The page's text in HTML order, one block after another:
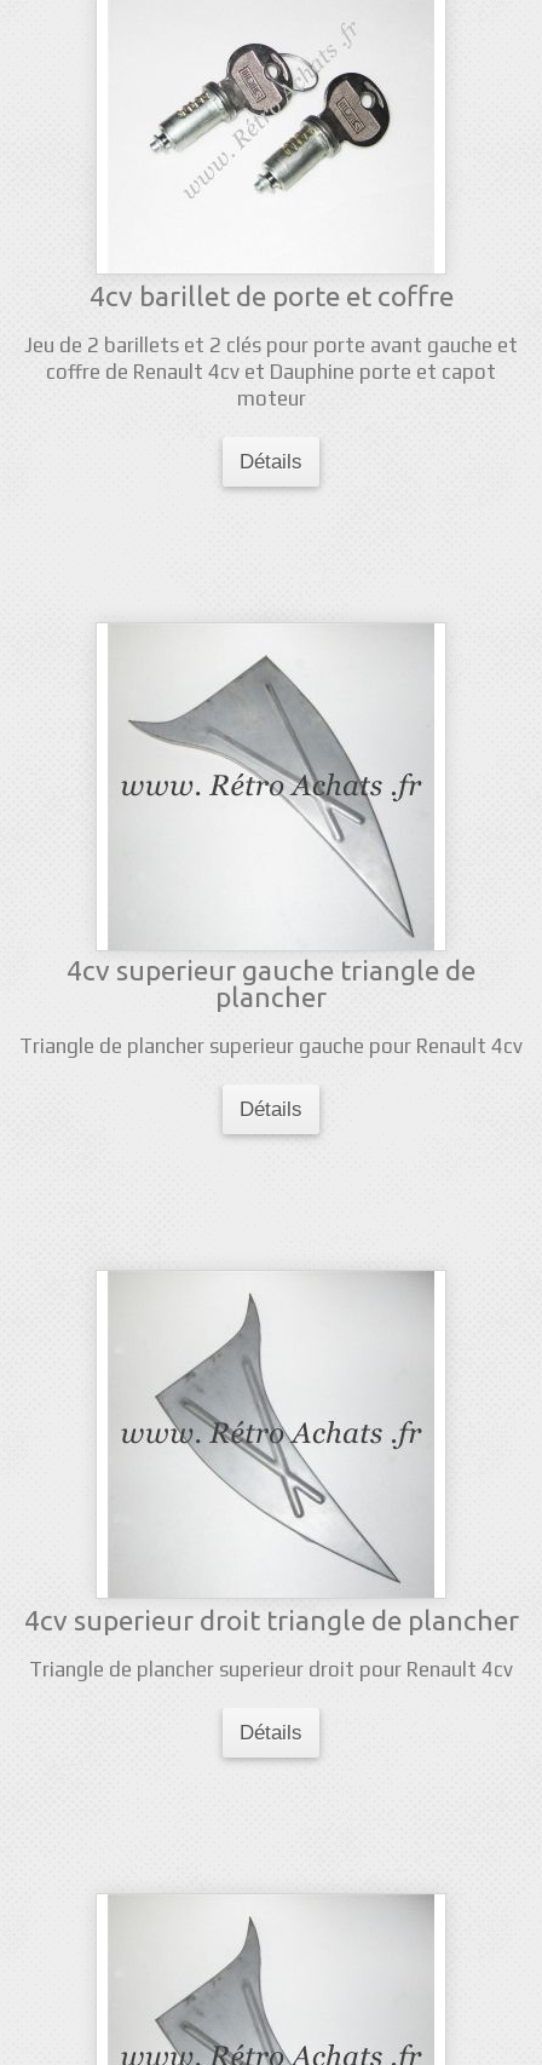
4cv barillet de porte et coffre
Jeu de 2 barillets et 2 clés pour porte avant gauche et
coffre de Renault 4cv et Dauphine porte et capot
moteur
Détails
4cv superieur gauche triangle de
plancher
Triangle de plancher superieur gauche pour Renault 4cv
Détails
4cv superieur droit triangle de plancher
Triangle de plancher superieur droit pour Renault 4cv
Détails